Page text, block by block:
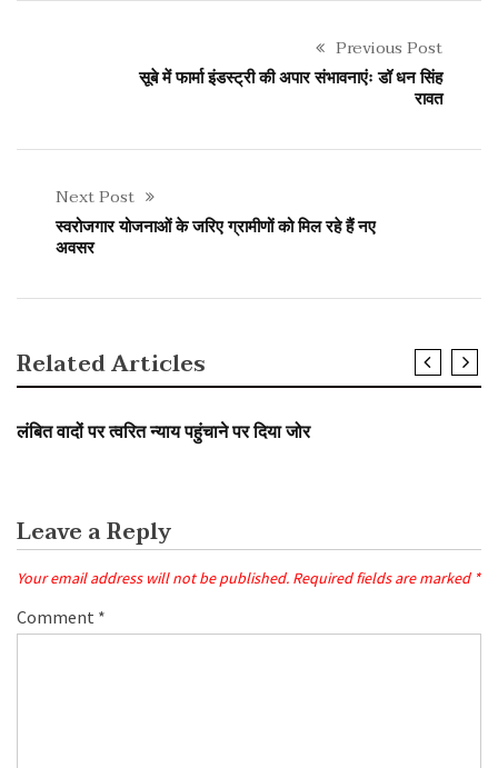
Previous Post
सूबे में फार्मा इंडस्ट्री की अपार संभावनाएंः डॉ धन सिंह
रावत
Next Post
स्वरोजगार योजनाओं के जरिए ग्रामीणों को मिल रहे हैं नए
अवसर
Related Articles
लंबित वादों पर त्वरित न्याय पहुंचाने पर दिया जोर
Leave a Reply
Your email address will not be published. Required fields are marked *
Comment *